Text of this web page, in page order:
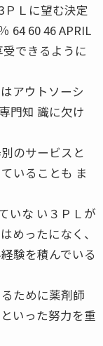
Ｌに望む決定
64 60 46 APRIL
できるように
アウトソーシ
門知 識に欠け
のサービスと
いることも ま
いな い３ＰＬが
めったになく、
験を積んでいる
ために薬剤師
いった努力を重